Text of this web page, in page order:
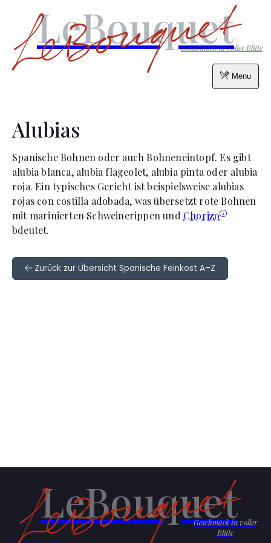
Menu
LeBouquet
Geschmack in voller Blüte
Alubias
Spanische Bohnen oder auch Bohneneintopf. Es gibt
alubia blanca, alubia flageolet, alubia pinta oder alubia
roja. Ein typisches Gericht ist beispielsweise alubias
rojas con costilla adobada, was übersetzt rote Bohnen
mit marinierten Schweinerippen und Chorizo
bdeutet.
Zurück zur Übersicht Spanische Feinkost A–Z
LeBouquet
Geschmack in voller
Blüte